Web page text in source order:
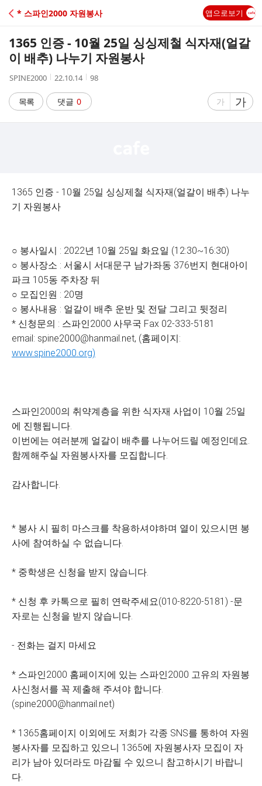
C
A
* 스파인2000 자원봉사 앱으로보기
1365 인증 - 10월 25일 싱싱제철 식자재(얼갈
이 배추) 나누기 자원봉사
작
자
SPINE2000
작
시
간
22.10.14
조
수
98
목록 댓글 0
글
게
가
글
자
게
가
1365 인증 - 10월 25일 싱싱제철 식자재(얼갈이 배추) 나누
기 자원봉사
○ 봉사일시 : 2022년 10월 25일 화요일 (12:30~16:30)
○ 봉사장소 : 서울시 서대문구 남가좌동 376번지 현대아이
파크 105동 주차장 뒤
○ 모집인원 : 20명
○ 봉사내용 : 얼갈이 배추 운반 및 전달 그리고 뒷정리
* 신청문의 : 스파인2000 사무국 Fax 02-333-5181
email: spine2000@hanmail.net, (홈페이지:
www.spine2000.org)
스파인2000의 취약계층을 위한 식자재 사업이 10월 25일
에 진행됩니다.
이번에는 여러분께 얼갈이 배추를 나누어드릴 예정인데요.
함께해주실 자원봉사자를 모집합니다.
감사합니다.
* 봉사 시 필히 마스크를 착용하셔야하며 열이 있으시면 봉
사에 참여하실 수 없습니다.
* 중학생은 신청을 받지 않습니다.
* 신청 후 카톡으로 필히 연락주세요(010-8220-5181) -문
자로는 신청을 받지 않습니다.
- 전화는 걸지 마세요
* 스파인2000 홈페이지에 있는 스파인2000 고유의 자원봉
사신청서를 꼭 제출해 주셔야 합니다.
(spine2000@hanmail.net)
* 1365홈페이지 이외에도 저희가 각종 SNS를 통하여 자원
봉사자를 모집하고 있으니 1365에 자원봉사자 모집이 자
리가 남아 있더라도 마감될 수 있으니 참고하시기 바랍니
다.